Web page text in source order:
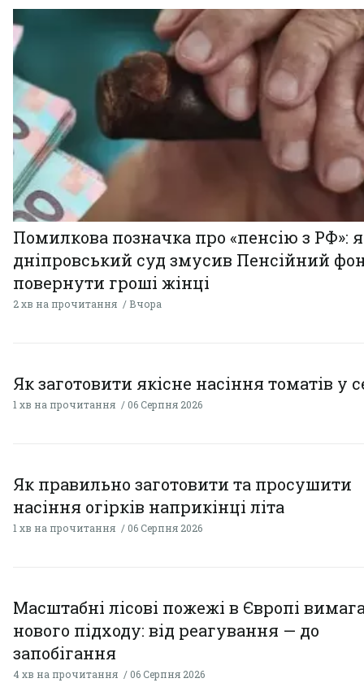
Помилкова позначка про «пенсію з РФ»:
дніпровський суд змусив Пенсійний
повернути гроші жінці
2 хв на прочитання Вчора
Як заготовити якісне насіння томатів у
1 хв на прочитання 06 Серпня 2026
Як правильно заготовити та просушити
насіння огірків наприкінці літа
1 хв на прочитання 06 Серпня 2026
Масштабні лісові пожежі в Європі
нового підходу: від реагування — до
запобігання
4 хв на прочитання 06 Серпня 2026